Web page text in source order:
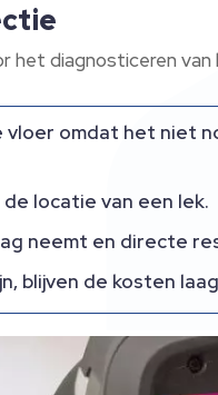
diagnosticeren
omdat het niet
locatie van een lek.
neemt en directe
blijven de kosten